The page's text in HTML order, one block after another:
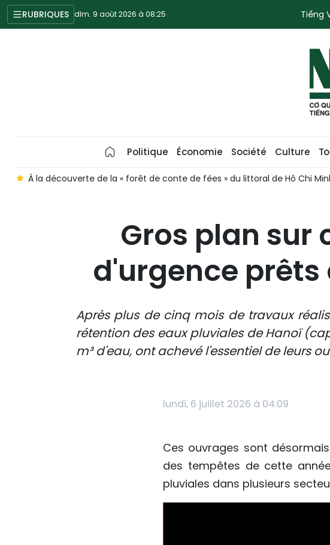
RUBRIQUES dim. 9 août 2026 à 08:25 Tiếng
Politique Économie Société Culture
La diplomatie verte crée de nouveaux espaces de développement
Gros plan sur
d'urgence prêts
Après plus de cinq mois de travaux
rétention des eaux pluviales de Hanoï
m³ d'eau, ont achevé l'essentiel de leurs
lundi, 6 juillet 2026 à 04:09
Ces ouvrages sont
des tempêtes de cette
pluviales dans plusieurs